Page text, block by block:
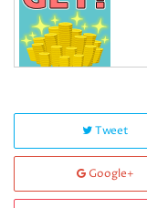
Tweet
Google+